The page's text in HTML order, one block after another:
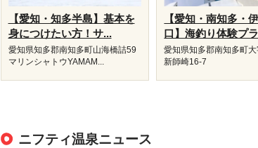
【愛知・知多半島】基本を
身につけたい方！サ...
愛知県知多郡南知多町山海橋詰59
マリンシャトウYAMAM...
【愛知・南知多・
口】海釣り体験プ
愛知県知多郡南知多町
新師崎16-7
ニフティ温泉ニュース